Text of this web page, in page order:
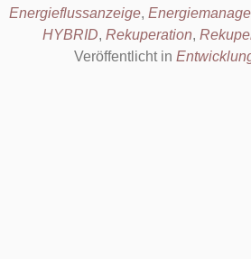
Energieflussanzeige,
HYBRID, Rekuperation,
Veröffentlicht in